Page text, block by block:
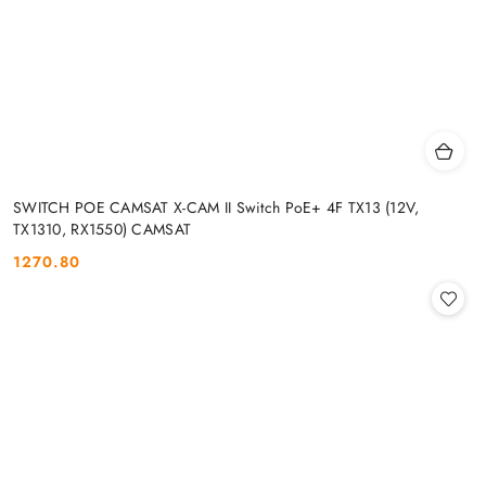
SWITCH POE CAMSAT X-CAM II Switch PoE+ 4F TX13 (12V,
TX1310, RX1550) CAMSAT
Cena:
1270.80